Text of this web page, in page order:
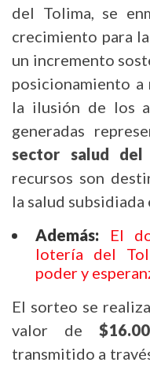
del Tolima, se
crecimiento para
un incremento
posicionamiento
la ilusión de los
generadas
sector salud del
recursos son
la salud
Además: El
lotería del
poder y
El sorteo se
valor de
transmitido a